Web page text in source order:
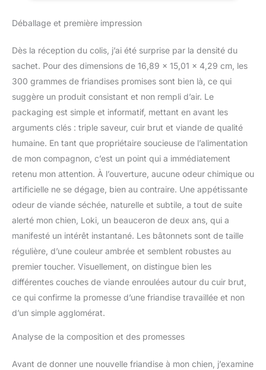
grands
canard, le foie de poulet
chiens et chiots de
grande et petite race, et
les mâcheurs agressifs,
adaptée aux dents à
chaque bouchée salée.
Déballage et première impression
Dès la réception du colis, j’ai été surprise par la densité du
sachet. Pour des dimensions de 16,89 x 15,01 x 4,29 cm, les
300 grammes de friandises promises sont bien là, ce qui
suggère un produit consistant et non rempli d’air. Le
packaging est simple et informatif, mettant en avant les
arguments clés : triple saveur, cuir brut et viande de qualité
humaine. En tant que propriétaire soucieuse de l’alimentation
de mon compagnon, c’est un point qui a immédiatement
retenu mon attention. À l’ouverture, aucune odeur chimique ou
artificielle ne se dégage, bien au contraire. Une appétissante
odeur de viande séchée, naturelle et subtile, a tout de suite
alerté mon chien, Loki, un beauceron de deux ans, qui a
manifesté un intérêt instantané. Les bâtonnets sont de taille
régulière, d’une couleur ambrée et semblent robustes au
premier toucher. Visuellement, on distingue bien les
différentes couches de viande enroulées autour du cuir brut,
ce qui confirme la promesse d’une friandise travaillée et non
d’un simple agglomérat.
Analyse de la composition et des promesses
Avant de donner une nouvelle friandise à mon chien, j’examine